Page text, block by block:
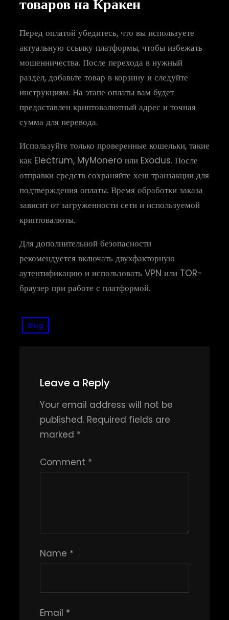
товаров на Кракен
Перед оплатой убедитесь, что вы используете
актуальную ссылку платформы, чтобы избежать
мошенничества. После перехода в нужный
раздел, добавьте товар в корзину и следуйте
инструкциям. На этапе оплаты вам будет
предоставлен криптовалютный адрес и точная
сумма для перевода.
Используйте только проверенные кошельки, такие
как Electrum, MyMonero или Exodus. После
отправки средств сохраняйте хеш транзакции для
подтверждения оплаты. Время обработки заказа
зависит от загруженности сети и используемой
криптовалюты.
Для дополнительной безопасности
рекомендуется включать двухфакторную
аутентификацию и использовать VPN или TOR-
браузер при работе с платформой.
Blog
Leave a Reply
Your email address will not be
published. Required fields are
marked *
Comment *
Name *
Email *